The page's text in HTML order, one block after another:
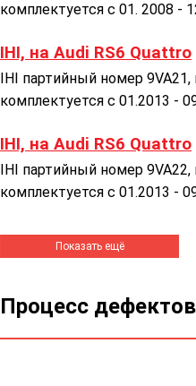
комплектуется с 01. 2008 -
IHI, на Audi RS6 Quattro
IHI партийный номер
комплектуется с 01.2013 -
IHI, на Audi RS6 Quattro
IHI партийный номер
комплектуется с 01.2013 -
Процесс